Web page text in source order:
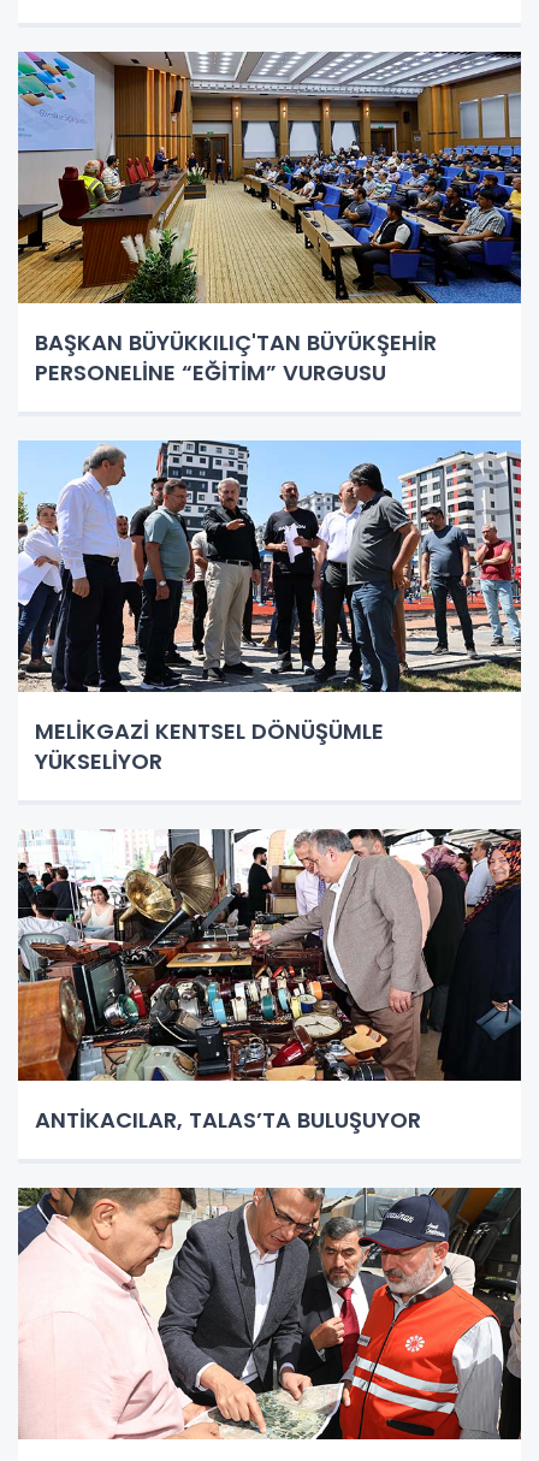
BAŞKAN BÜYÜKKILIÇ'TAN BÜYÜKŞEHİR
PERSONELİNE “EĞİTİM” VURGUSU
MELİKGAZİ KENTSEL DÖNÜŞÜMLE
YÜKSELİYOR
ANTİKACILAR, TALAS’TA BULUŞUYOR